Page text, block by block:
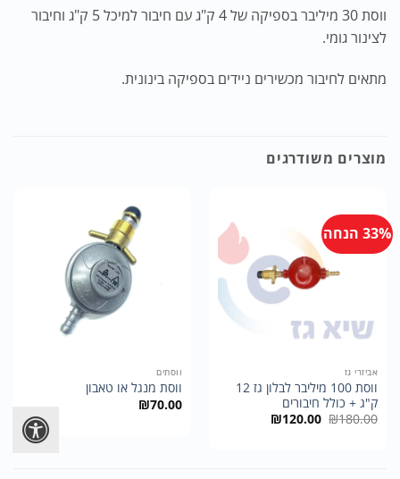
ווסת 30 מיליבר בספיקה של 4 ק"ג עם חיבור למיכל 5 ק"ג וחיבור
לצינור גומי.
מתאים לחיבור מכשירים ניידים בספיקה בינונית.
מוצרים משודרגים
33% הנחה
אביזרי גז
ווסת 100 מיליבר לבלון גז 12
ק"ג + כולל חיבורים
₪180.00 המחיר
המקורי
₪120.00 המחיר
הנוכחי
ווסתים
ווסת מנגל או טאבון
₪70.00